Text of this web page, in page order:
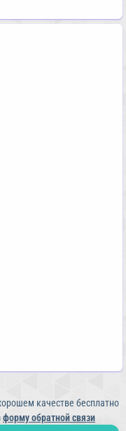
качестве бесплатно
форму обратной связи